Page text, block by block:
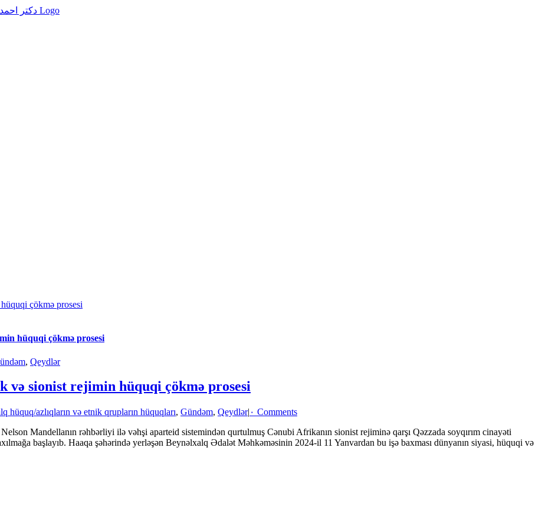
çökmə prosesi
hüquqi çökmə prosesi
, Qeydlər
və sionist rejimin hüquqi çökmə prosesi
hüquq/azlıqların və etnik qrupların hüquqları, Gündəm, Qeydlər| ۰ Comments
Mandellanın rəhbərliyi ilə vəhşi aparteid sistemindən qurtulmuş Cənubi Afrikanın sionist rejiminə qarşı Qəzzada soyqırım cinayəti
başlayıb. Haaqa şəhərində yerləşən Beynəlxalq Ədalət Məhkəməsinin 2024-il 11 Yanvardan bu işə baxması dünyanın siyasi, hüquqi və